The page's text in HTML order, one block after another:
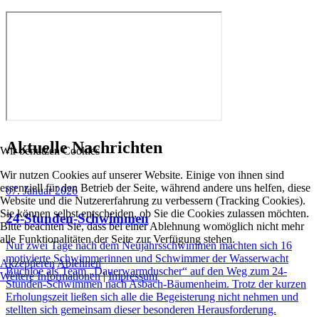
Aktuelle Nachrichten
07. Januar 2026
24-Stunden-Schwimmen
Nur zwei Tage nach dem Neujahrsschwimmen machten sich 16
motivierte Schwimmerinnen und Schwimmer der Wasserwacht
Buchloe als Team „Dauerwarmduscher“ auf den Weg zum 24-
Stunden-Schwimmen nach Asbach-Bäumenheim. Trotz der kurzen
Erholungszeit ließen sich alle die Begeisterung nicht nehmen und
stellten sich gemeinsam dieser besonderen Herausforderung.
Wir benutzen Cookies
Wir nutzen Cookies auf unserer Website. Einige von ihnen sind
essenziell für den Betrieb der Seite, während andere uns helfen, diese
Website und die Nutzererfahrung zu verbessern (Tracking Cookies).
Sie können selbst entscheiden, ob Sie die Cookies zulassen möchten.
Bitte beachten Sie, dass bei einer Ablehnung womöglich nicht mehr
alle Funktionalitäten der Seite zur Verfügung stehen.
AkzeptierenAblehnen
Weitere Informationen|Impressum